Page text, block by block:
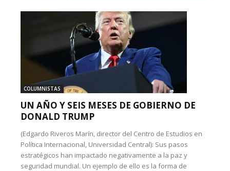
COLUMNISTAS
UN AÑO Y SEIS MESES DE GOBIERNO DE
DONALD TRUMP
(Edgardo Riveros Marín, director del Centro de Estudios en
Política Internacional, Universidad Central): Sus pasos
estratégicos han impactado negativamente a la paz y
seguridad mundial. Un ejemplo de ello es la forma de